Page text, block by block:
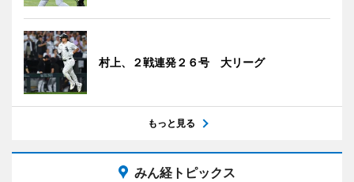
村上、２戦連発２６号 大リーグ
もっと見る
みん経トピックス